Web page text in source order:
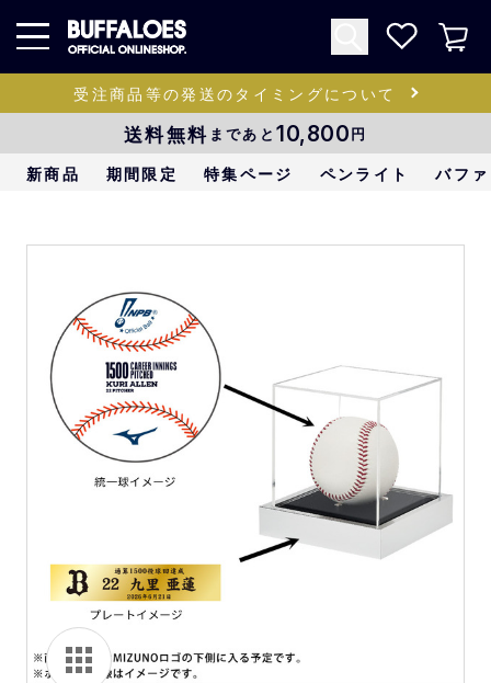
受注商品等の発送のタイミングについて
送料無料 まであと 10,800円
新商品 期間限定 特集ページ ペンライト バフ